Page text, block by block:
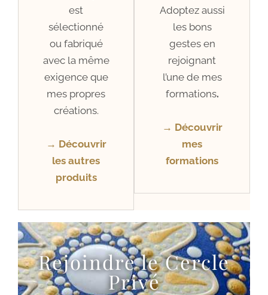
est
sélectionné
ou fabriqué
avec la même
exigence que
mes propres
créations.
→ Découvrir
les autres
produits
Adoptez aussi
les bons
gestes en
rejoignant
l’une de mes
formations.
→ Découvrir
mes
formations
Rejoindre le Cercle
Privé